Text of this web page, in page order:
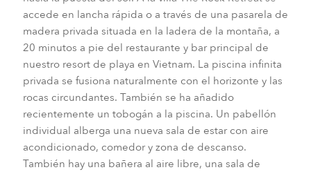
accede en lancha rápida o a través de una pasarela de
madera privada situada en la ladera de la montaña, a
20 minutos a pie del restaurante y bar principal de
nuestro resort de playa en Vietnam. La piscina infinita
privada se fusiona naturalmente con el horizonte y las
rocas circundantes. También se ha añadido
recientemente un tobogán a la piscina. Un pabellón
individual alberga una nueva sala de estar con aire
acondicionado, comedor y zona de descanso.
También hay una bañera al aire libre, una sala de